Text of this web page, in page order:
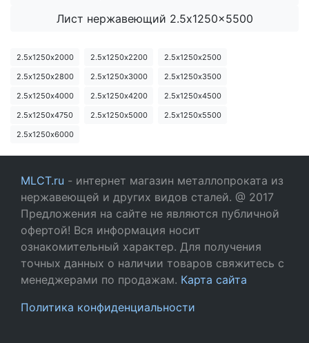
Лист нержавеющий 2.5x1250x5500
2.5х1250х2000 2.5х1250х2200
2.5х1250х2500
2.5х1250х2800
2.5х1250х3000
2.5х1250х3500
2.5х1250х4000
2.5х1250х4200
2.5х1250х4500
2.5х1250х4750
2.5х1250х5000
2.5х1250х5500
2.5х1250х6000
MLCT.ru - интернет магазин металлопроката из
нержавеющей и других видов сталей. @ 2017
Предложения на сайте не являются публичной
офертой! Вся информация носит
ознакомительный характер. Для получения
точных данных о наличии товаров свяжитесь с
менеджерами по продажам. Карта сайта
Политика конфиденциальности